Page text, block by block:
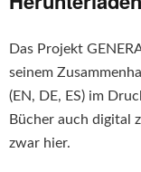
Das Projekt
seinem
(EN, DE, ES) im
Bücher auch digital
zwar hier.